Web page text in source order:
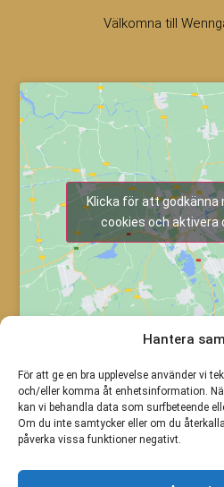
Hantera
För att ge en bra upplevelse använder vi
och/eller komma åt enhetsinformation.
kan vi behandla data som surfbeteende
Om du inte samtycker eller om du
påverka vissa funktioner negativt.
Välkomna till
Klicka för att
cookies och aktivera